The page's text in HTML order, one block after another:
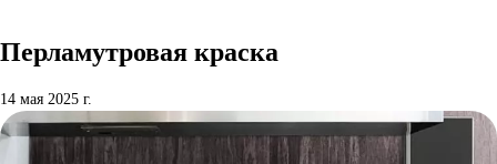
14 мая 2025 г.
Перламутровая краска